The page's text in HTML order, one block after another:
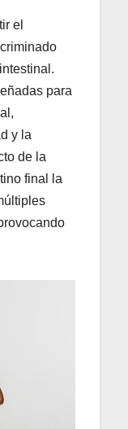
el
para
y la
de la
final la